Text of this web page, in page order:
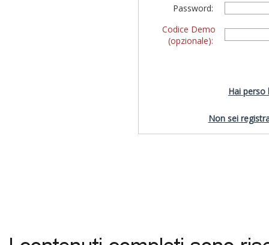
Password:
Codice Demo
(opzionale):
Hai perso
Non sei